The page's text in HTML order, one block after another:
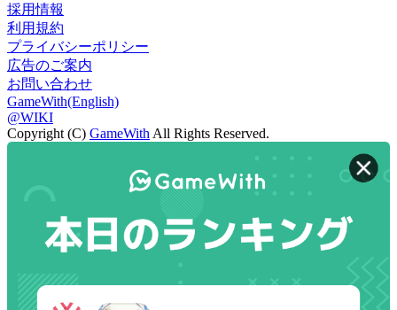
採用情報
利用規約
プライバシーポリシー
広告のご案内
お問い合わせ
GameWith(English)
@WIKI
Copyright (C) GameWith All Rights Reserved.